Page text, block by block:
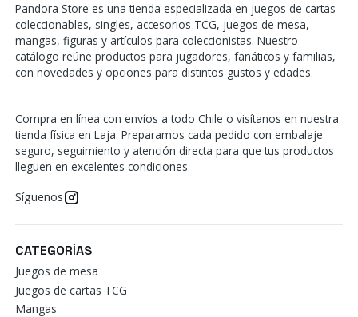
Pandora Store es una tienda especializada en juegos de cartas
coleccionables, singles, accesorios TCG, juegos de mesa,
mangas, figuras y artículos para coleccionistas. Nuestro
catálogo reúne productos para jugadores, fanáticos y familias,
con novedades y opciones para distintos gustos y edades.
Compra en línea con envíos a todo Chile o visítanos en nuestra
tienda física en Laja. Preparamos cada pedido con embalaje
seguro, seguimiento y atención directa para que tus productos
lleguen en excelentes condiciones.
Síguenos
CATEGORÍAS
Juegos de mesa
Juegos de cartas TCG
Mangas